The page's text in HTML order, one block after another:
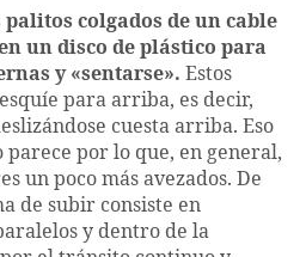
palitos colgados de un cable
un disco de plástico para
y «sentarse». Estos
para arriba, es decir,
cuesta arriba. Eso
parece por lo que, en general,
un poco más avezados. De
de subir consiste en
y dentro de la